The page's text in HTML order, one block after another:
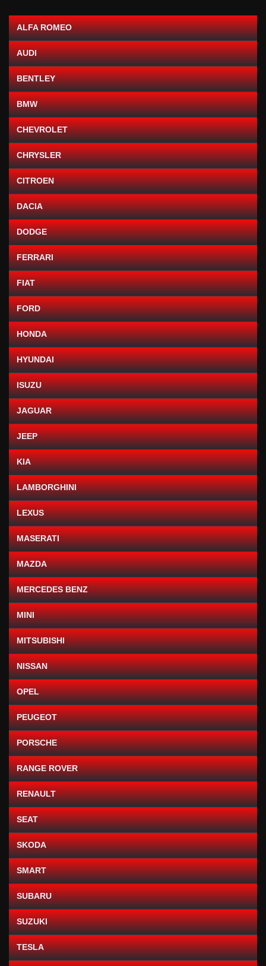
ALFA ROMEO
AUDI
BENTLEY
BMW
CHEVROLET
CHRYSLER
CITROEN
DACIA
DODGE
FERRARI
FIAT
FORD
HONDA
HYUNDAI
ISUZU
JAGUAR
JEEP
KIA
LAMBORGHINI
LEXUS
MASERATI
MAZDA
MERCEDES BENZ
MINI
MITSUBISHI
NISSAN
OPEL
PEUGEOT
PORSCHE
RANGE ROVER
RENAULT
SEAT
SKODA
SMART
SUBARU
SUZUKI
TESLA